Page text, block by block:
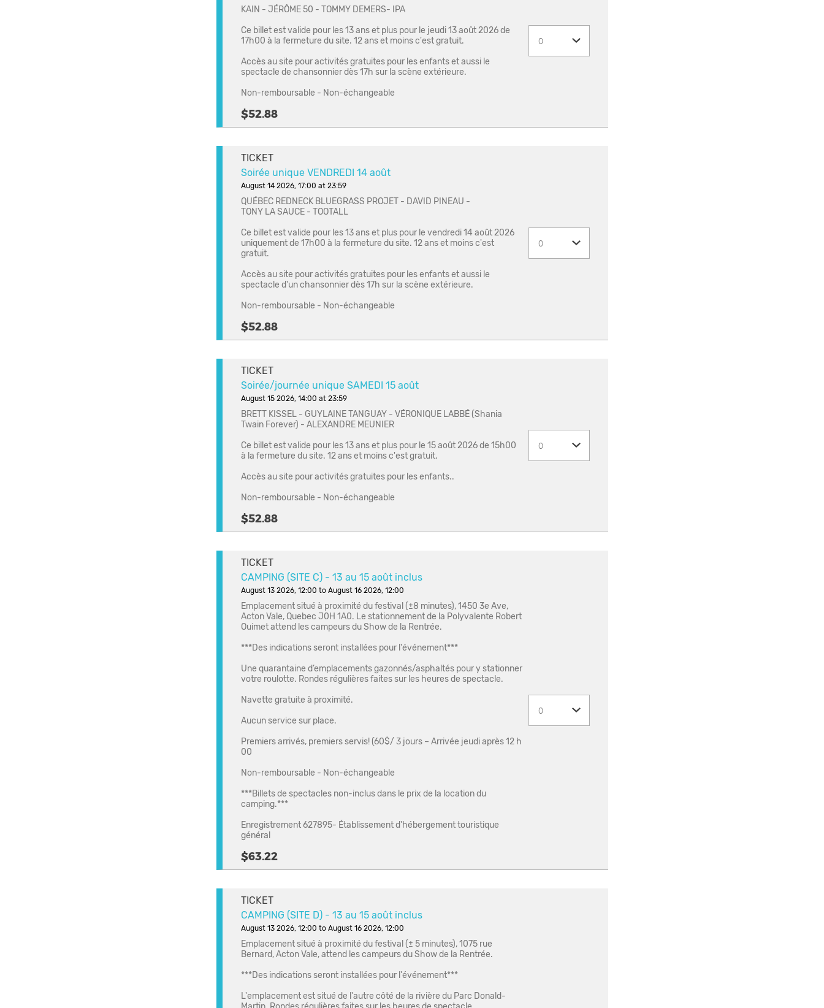
KAIN - JÉRÔME 50 - TOMMY DEMERS- IPA
Ce billet est valide pour les 13 ans et plus pour le jeudi 13 août 2026 de
17h00 à la fermeture du site. 12 ans et moins c'est gratuit.
Accès au site pour activités gratuites pour les enfants et aussi le
spectacle de chansonnier dès 17h sur la scène extérieure.
Non-remboursable - Non-échangeable
$52.88
TICKET
Soirée unique VENDREDI 14 août
August 14 2026, 17:00 at 23:59
QUÉBEC REDNECK BLUEGRASS PROJET - DAVID PINEAU -
TONY LA SAUCE - TOOTALL
Ce billet est valide pour les 13 ans et plus pour le vendredi 14 août 2026
uniquement de 17h00 à la fermeture du site. 12 ans et moins c'est
gratuit.
Accès au site pour activités gratuites pour les enfants et aussi le
spectacle d'un chansonnier dès 17h sur la scène extérieure.
Non-remboursable - Non-échangeable
$52.88
TICKET
Soirée/journée unique SAMEDI 15 août
August 15 2026, 14:00 at 23:59
BRETT KISSEL - GUYLAINE TANGUAY - VÉRONIQUE LABBÉ (Shania
Twain Forever) - ALEXANDRE MEUNIER
Ce billet est valide pour les 13 ans et plus pour le 15 août 2026 de 15h00
à la fermeture du site. 12 ans et moins c'est gratuit.
Accès au site pour activités gratuites pour les enfants..
Non-remboursable - Non-échangeable
$52.88
TICKET
CAMPING (SITE C) - 13 au 15 août inclus
August 13 2026, 12:00 to August 16 2026, 12:00
Emplacement situé à proximité du festival (±8 minutes), 1450 3e Ave,
Acton Vale, Quebec J0H 1A0. Le stationnement de la Polyvalente Robert
Ouimet attend les campeurs du Show de la Rentrée.
***Des indications seront installées pour l'événement***
Une quarantaine d’emplacements gazonnés/asphaltés pour y stationner
votre roulotte. Rondes régulières faites sur les heures de spectacle.
Navette gratuite à proximité.
Aucun service sur place.
Premiers arrivés, premiers servis! (60$/ 3 jours – Arrivée jeudi après 12 h
00
Non-remboursable - Non-échangeable
***Billets de spectacles non-inclus dans le prix de la location du
camping.***
Enregistrement 627895- Établissement d'hébergement touristique
général
$63.22
TICKET
CAMPING (SITE D) - 13 au 15 août inclus
August 13 2026, 12:00 to August 16 2026, 12:00
Emplacement situé à proximité du festival (± 5 minutes), 1075 rue
Bernard, Acton Vale, attend les campeurs du Show de la Rentrée.
***Des indications seront installées pour l'événement***
L'emplacement est situé de l'autre côté de la rivière du Parc Donald-